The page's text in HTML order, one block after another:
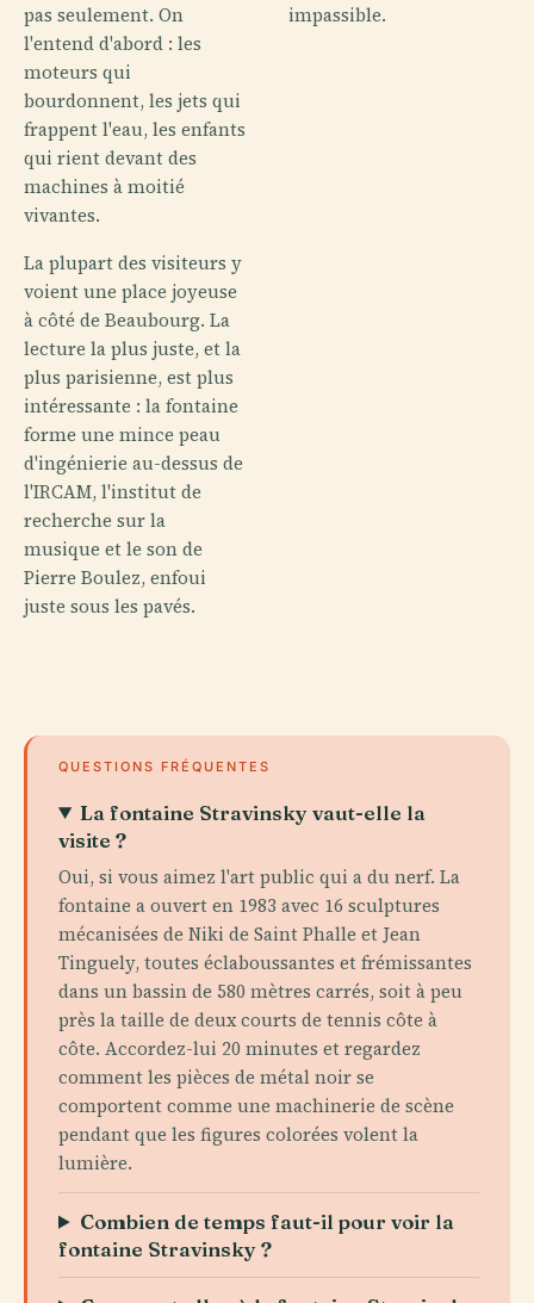
pas seulement. On
l'entend d'abord : les
moteurs qui
bourdonnent, les jets qui
frappent l'eau, les enfants
qui rient devant des
machines à moitié
vivantes.
La plupart des visiteurs y
voient une place joyeuse
à côté de Beaubourg. La
lecture la plus juste, et la
plus parisienne, est plus
intéressante : la fontaine
forme une mince peau
d'ingénierie au-dessus de
l'IRCAM, l'institut de
recherche sur la
musique et le son de
Pierre Boulez, enfoui
juste sous les pavés.
impassible.
QUESTIONS FRÉQUENTES
La fontaine Stravinsky vaut-elle la
visite ?
Oui, si vous aimez l'art public qui a du nerf. La
fontaine a ouvert en 1983 avec 16 sculptures
mécanisées de Niki de Saint Phalle et Jean
Tinguely, toutes éclaboussantes et frémissantes
dans un bassin de 580 mètres carrés, soit à peu
près la taille de deux courts de tennis côte à
côte. Accordez-lui 20 minutes et regardez
comment les pièces de métal noir se
comportent comme une machinerie de scène
pendant que les figures colorées volent la
lumière.
Combien de temps faut-il pour voir la
fontaine Stravinsky ?